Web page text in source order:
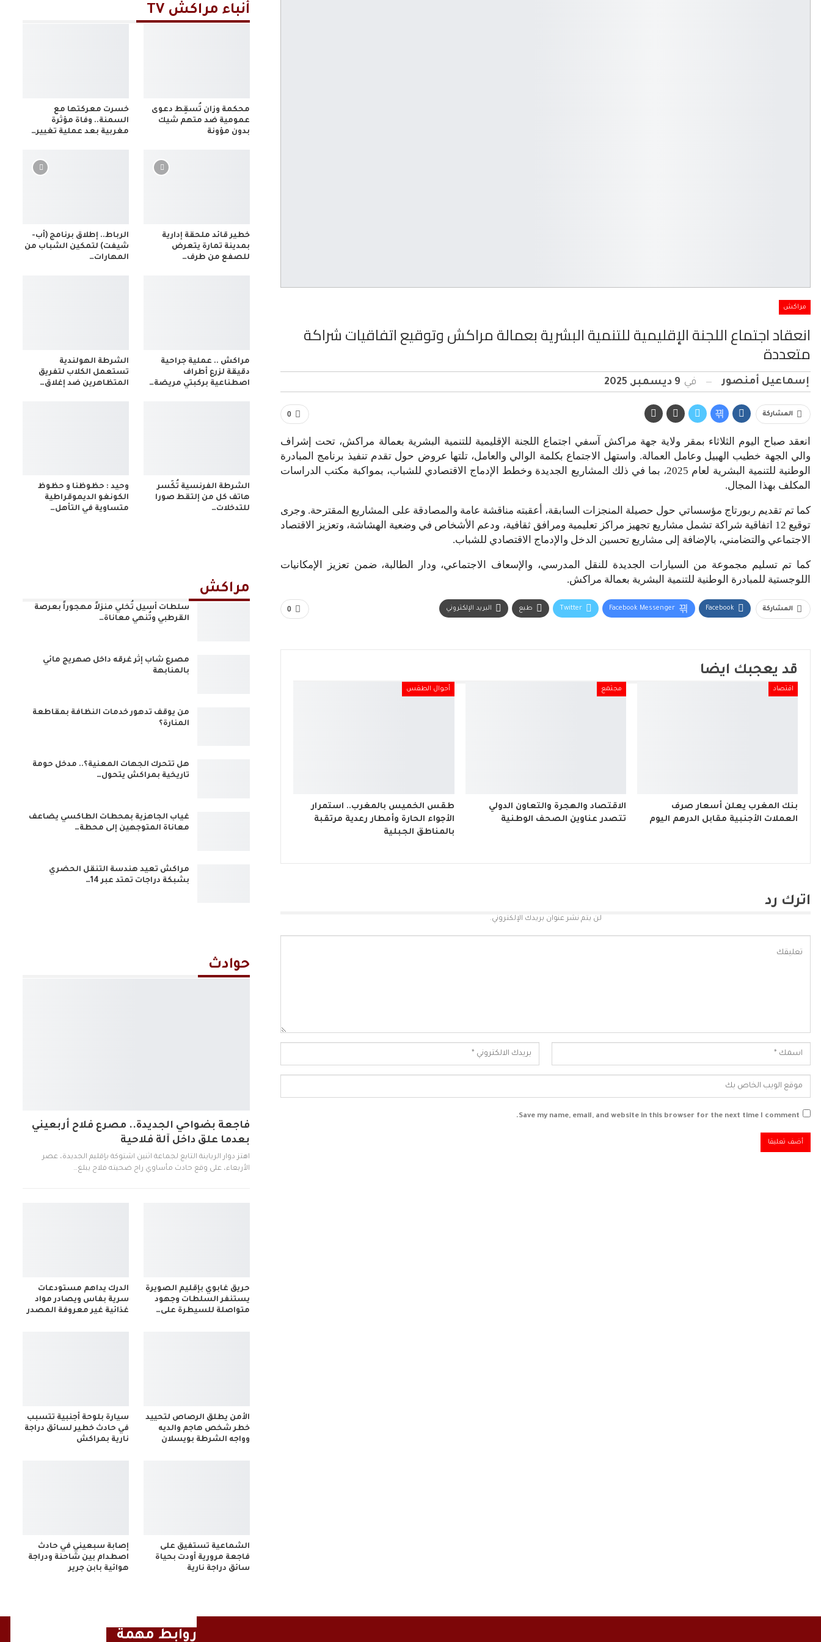
مراكش
انعقاد اجتماع اللجنة الإقليمية للتنمية البشرية بعمالة مراكش وتوقيع اتفاقيات شراكة
متعددة
إسماعيل أمنصور في 9 ديسمبر, 2025
0 المشاركة
انعقد صباح اليوم الثلاثاء بمقر ولاية جهة مراكش آسفي اجتماع اللجنة الإقليمية للتنمية البشرية بعمالة مراكش، تحت إشراف
والي الجهة خطيب الهبيل وعامل العمالة. واستهل الاجتماع بكلمة الوالي والعامل، تلتها عروض حول تقدم تنفيذ برنامج المبادرة
الوطنية للتنمية البشرية لعام 2025، بما في ذلك المشاريع الجديدة وخطط الإدماج الاقتصادي للشباب، بمواكبة مكتب الدراسات
المكلف بهذا المجال.
كما تم تقديم ربورتاج مؤسساتي حول حصيلة المنجزات السابقة، أعقبته مناقشة عامة والمصادقة على المشاريع المقترحة. وجرى
توقيع 12 اتفاقية شراكة تشمل مشاريع تجهيز مراكز تعليمية ومرافق ثقافية، ودعم الأشخاص في وضعية الهشاشة، وتعزيز الاقتصاد
الاجتماعي والتضامني، بالإضافة إلى مشاريع تحسين الدخل والإدماج الاقتصادي للشباب.
كما تم تسليم مجموعة من السيارات الجديدة للنقل المدرسي، والإسعاف الاجتماعي، ودار الطالبة، ضمن تعزيز الإمكانيات
اللوجستية للمبادرة الوطنية للتنمية البشرية بعمالة مراكش.
0 المشاركة Facebook
Facebook Messenger
Twitter طبع البريد الإلكتروني
قد يعجبك ايضا
اقتصاد
بنك المغرب يعلن أسعار صرف
العملات الأجنبية مقابل الدرهم اليوم
مجتمع
الاقتصاد والهجرة والتعاون الدولي
تتصدر عناوين الصحف الوطنية
أحوال الطقس
طقس الخميس بالمغرب.. استمرار
الأجواء الحارة وأمطار رعدية مرتقبة
بالمناطق الجبلية
اترك رد
لن يتم نشر عنوان بريدك الإلكتروني.
Save my name, email, and website in this browser for the next time I comment.
أنباء مراكش TV
محكمة وزان تُسقِط دعوى
عمومية ضد متهم شيك
بدون مؤونة
خسرت معركتها مع
السمنة.. وفاة مؤثرة
مغربية بعد عملية تغيير…
خطير قائد ملحقة إدارية
بمدينة تمارة يتعرض
للصفع من طرف…
الرباط.. إطلاق برنامج (أب-
شيفت) لتمكين الشباب من
المهارات…
مراكش .. عملية جراحية
دقيقة لزرع أطراف
اصطناعية بركبتي مريضة…
الشرطة الهولندية
تستعمل الكلاب لتفريق
المتظاهرين ضد إغلاق…
الشرطة الفرنسية تُكَسر
هاتف كل من إلتقط صورا
للتدخلات…
وحيد : حظوظنا و حظوظ
الكونغو الديموقراطية
متساوية في التأهل…
مراكش
سلطات أسيل تُخلي منزلاً مهجوراً بعرصة
القرطبي وتُنهي معاناة…
مصرع شاب إثر غرقه داخل صهريج مائي
بالمنابهة
من يوقف تدهور خدمات النظافة بمقاطعة
المنارة؟
هل تتحرك الجهات المعنية؟.. مدخل حومة
تاريخية بمراكش يتحول…
غياب الجاهزية بمحطات الطاكسي يضاعف
معاناة المتوجهين إلى محطة…
مراكش تعيد هندسة التنقل الحضري
بشبكة دراجات تمتد عبر 14…
حوادث
فاجعة بضواحي الجديدة.. مصرع فلاح أربعيني
بعدما علق داخل آلة فلاحية
اهتز دوار الرياينة التابع لجماعة اثنين اشتوكة بإقليم الجديدة، عصر
الأربعاء، على وقع حادث مأساوي راح ضحيته فلاح يبلغ…
حريق غابوي بإقليم الصويرة
يستنفر السلطات وجهود
متواصلة للسيطرة على…
الدرك يداهم مستودعات
سرية بفاس ويصادر مواد
غذائية غير معروفة المصدر
الأمن يطلق الرصاص لتحييد
خطر شخص هاجم والديه
وواجه الشرطة بويسلان
سيارة بلوحة أجنبية تتسبب
في حادث خطير لسائق دراجة
نارية بمراكش
الشماعية تستفيق على
فاجعة مرورية أودت بحياة
سائق دراجة نارية
إصابة سبعيني في حادث
اصطدام بين شاحنة ودراجة
هوائية بابن جرير
روابط مهمة